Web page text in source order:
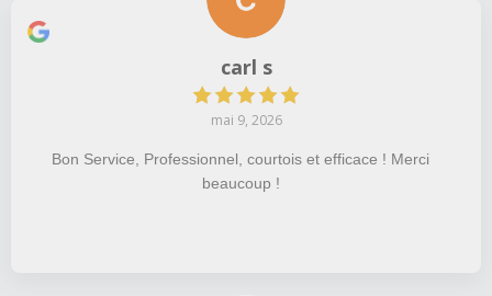
carl s
mai 9, 2026
Bon Service, Professionnel, courtois et efficace ! Merci
beaucoup !